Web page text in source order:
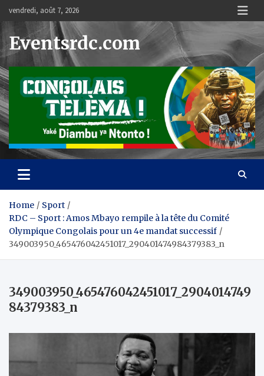
content
vendredi, août 7, 2026
Eventsrdc.com
Home
Sport
RDC – Sport : Amos Mbayo rempile à la tête du Comité
Olympique Congolais pour un 4e mandat successif
349003950_465476042451017_290401474984379383_n
349003950_465476042451017_2904014749
84379383_n